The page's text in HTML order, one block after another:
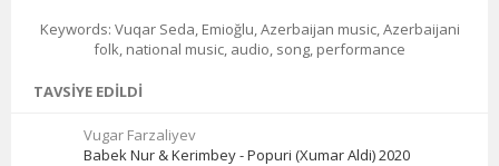
Keywords: Vuqar Seda, Emioğlu, Azerbaijan music, Azerbaijani
folk, national music, audio, song, performance
TAVSIYE EDILDI
Vugar Farzaliyev
Babek Nur & Kerimbey - Popuri (Xumar Aldi) 2020